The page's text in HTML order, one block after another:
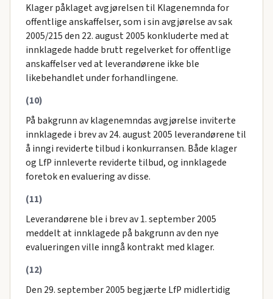
Klager påklaget avgjørelsen til Klagenemnda for
offentlige anskaffelser, som i sin avgjørelse av sak
2005/215 den 22. august 2005 konkluderte med at
innklagede hadde brutt regelverket for offentlige
anskaffelser ved at leverandørene ikke ble
likebehandlet under forhandlingene.
(10)
På bakgrunn av klagenemndas avgjørelse inviterte
innklagede i brev av 24. august 2005 leverandørene til
å inngi reviderte tilbud i konkurransen. Både klager
og LfP innleverte reviderte tilbud, og innklagede
foretok en evaluering av disse.
(11)
Leverandørene ble i brev av 1. september 2005
meddelt at innklagede på bakgrunn av den nye
evalueringen ville inngå kontrakt med klager.
(12)
Den 29. september 2005 begjærte LfP midlertidig